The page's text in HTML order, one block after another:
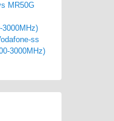
MR50G
3000MHz)